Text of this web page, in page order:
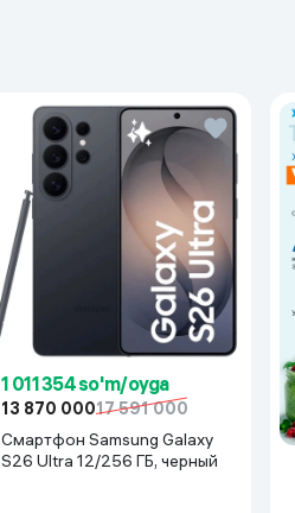
1 011 354 so'm/oyga
13 870 00017 591 000
Смартфон Samsung Galaxy
S26 Ultra 12/256 ГБ, черный